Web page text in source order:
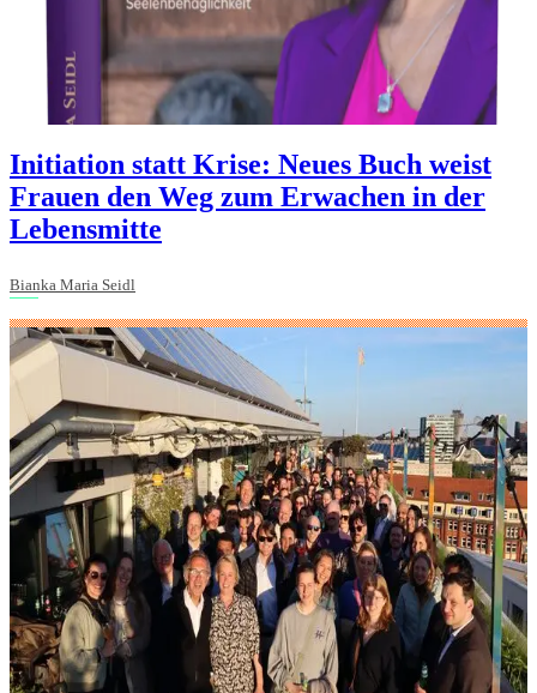
Initiation statt Krise: Neues Buch weist
Frauen den Weg zum Erwachen in der
Lebensmitte
Bianka Maria Seidl